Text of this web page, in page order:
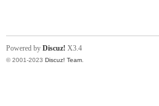
Powered by Discuz! X3.4
© 2001-2023 Discuz! Team